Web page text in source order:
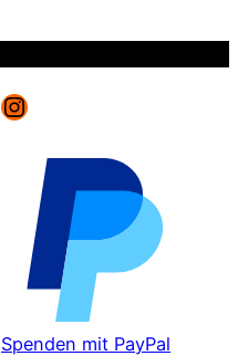
Instagram
Spenden mit PayPal